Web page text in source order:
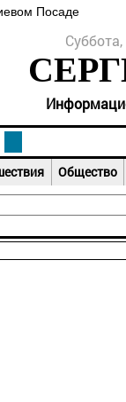
Посаде
Общество